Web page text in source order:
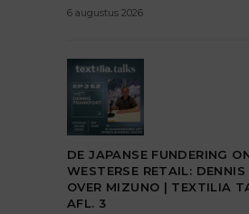
6 augustus 2026
DE JAPANSE FUNDERING
WESTERSE RETAIL: DENNIS
OVER MIZUNO | TEXTILIA
AFL. 3